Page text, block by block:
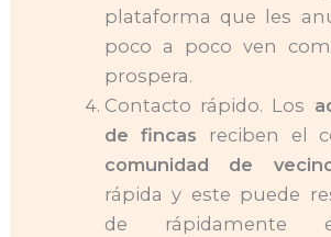
plataforma que les
poco a poco ven
prospera.
Contacto rápido. Los
de fincas reciben el
comunidad de
rápida y este puede
de rápidamente